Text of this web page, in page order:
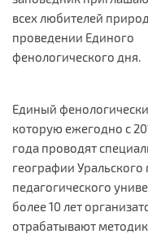
всех любителей
проведении Единого
фенологического дня.
Единый
которую ежегодно с
года проводят
географии Уральского
педагогического
более 10 лет
отрабатывают